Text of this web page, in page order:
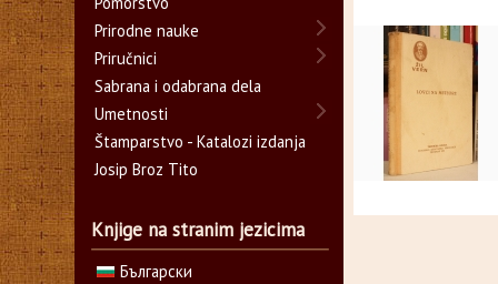
Prirodne nauke
Priručnici
Sabrana i odabrana dela
Umetnosti
Štamparstvo - Katalozi izdanja
Josip Broz Tito
Knjige na stranim jezicima
Български